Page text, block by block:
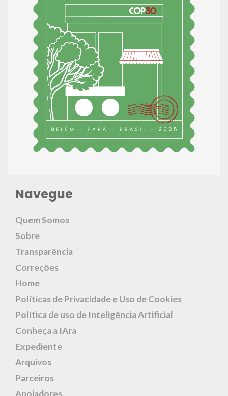
Navegue
Quem Somos
Sobre
Transparência
Correções
Home
Políticas de Privacidade e Uso de Cookies
Política de uso de Inteligência Artificial
Conheça a IAra
Expediente
Arquivos
Parceiros
Apoiadores